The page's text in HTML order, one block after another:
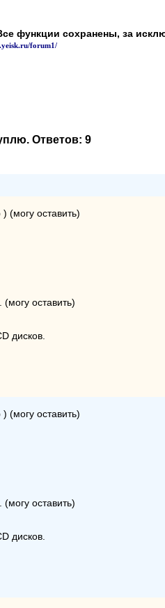
функции сохранены, за
forum1/
. Ответов: 9
(могу оставить)
оставить)
дисков.
(могу оставить)
оставить)
дисков.